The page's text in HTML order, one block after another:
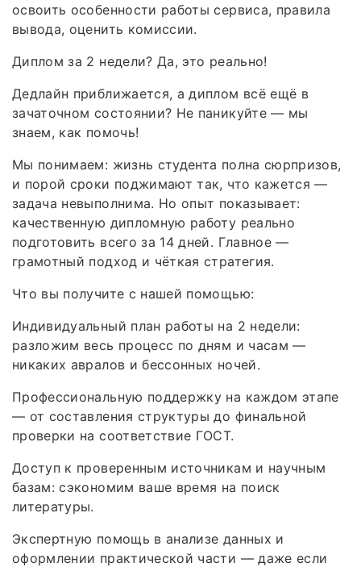
освоить особенности работы сервиса, правила
вывода, оценить комиссии.
Диплом за 2 недели? Да, это реально!
Дедлайн приближается, а диплом всё ещё в
зачаточном состоянии? Не паникуйте — мы
знаем, как помочь!
Мы понимаем: жизнь студента полна сюрпризов,
и порой сроки поджимают так, что кажется —
задача невыполнима. Но опыт показывает:
качественную дипломную работу реально
подготовить всего за 14 дней. Главное —
грамотный подход и чёткая стратегия.
Что вы получите с нашей помощью:
Индивидуальный план работы на 2 недели:
разложим весь процесс по дням и часам —
никаких авралов и бессонных ночей.
Профессиональную поддержку на каждом этапе
— от составления структуры до финальной
проверки на соответствие ГОСТ.
Доступ к проверенным источникам и научным
базам: сэкономим ваше время на поиск
литературы.
Экспертную помощь в анализе данных и
оформлении практической части — даже если